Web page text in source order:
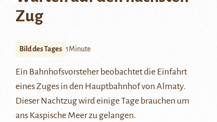
Zug
Bild des Tages 1Minute
Ein Bahnhofsvorsteher beobachtet die Einfahrt
eines Zuges in den Hauptbahnhof von Almaty.
Dieser Nachtzug wird einige Tage brauchen um
ans Kaspische Meerzu gelangen.